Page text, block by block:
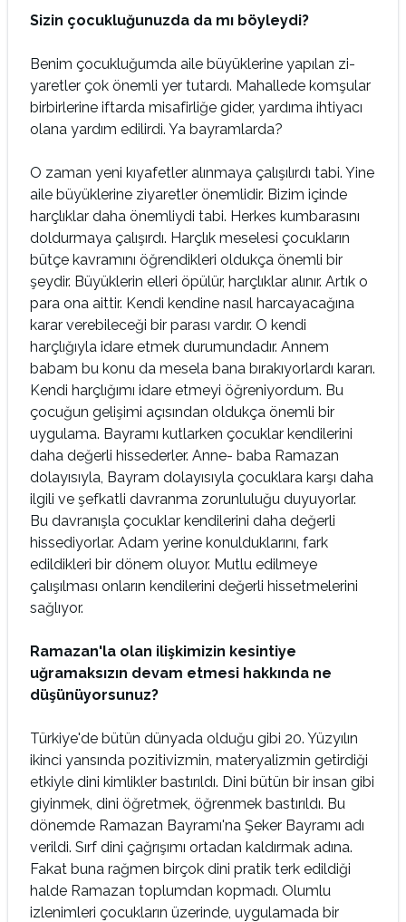
Sizin çocukluğunuzda da mı böyleydi?
Benim çocukluğumda aile büyüklerine yapılan zi­
yaretler çok önemli yer tutardı. Mahallede komşu­lar
birbirlerine iftarda misafirliğe gider, yardıma ihtiyacı
olana yardım edilirdi. Ya bayramlarda?
O zaman yeni kıyafetler alınmaya çalışılırdı tabi. Yine
aile büyüklerine ziyaretler önemlidir. Bizim içinde
harçlıklar daha önemliydi tabi. Herkes kumbarasını
doldurmaya çalışırdı. Harçlık me­selesi çocukların
bütçe kavramını öğrendikleri oldukça önemli bir
şeydir. Büyüklerin elleri öpü­lür, harçlıklar alınır. Artık o
para ona aittir. Kendi kendine nasıl harcayacağına
karar verebi­leceği bir parası vardır. O kendi
harçlığıyla idare etmek durumundadır. Annem
babam bu konu da mesela bana bırakıyorlardı kararı.
Kendi harçlı­ğımı idare etmeyi öğreniyordum. Bu
çocuğun ge­lişimi açısından oldukça önemli bir
uygulama. Bayramı kutlarken çocuklar kendilerini
daha de­ğerli hissederler. Anne- baba Ramazan
dolayı­sıyla, Bayram dolayısıyla çocuklara karşı daha
ilgili ve şefkatli davranma zorunluluğu duyu­yorlar.
Bu davranışla çocuklar kendilerini daha değerli
hissediyorlar. Adam yerine konuldukla­rını, fark
edildikleri bir dönem oluyor. Mutlu edilmeye
çalışılması onların kendilerini değerli hissetmelerini
sağlıyor.
Ramazan'la olan ilişkimizin kesintiye
uğramaksızın devam etmesi hakkında ne
düşünüyorsunuz?
Türkiye'de bütün dünyada olduğu gibi 20. Yüzyı­lın
ikinci yansında pozitivizmin, materyalizmin getirdiği
etkiyle dini kimlikler bastırıldı. Dini bütün bir insan gibi
giyinmek, dini öğretmek, öğ­renmek bastırıldı. Bu
dönemde Ramazan Bayramı'na Şeker Bayramı adı
verildi. Sırf dini çağrışımı ortadan kaldırmak adına.
Fakat buna rağmen bir­çok dini pratik terk edildiği
halde Ramazan top­lumdan kopmadı. Olumlu
izlenimleri çocukların üzerinde, uygulamada bir